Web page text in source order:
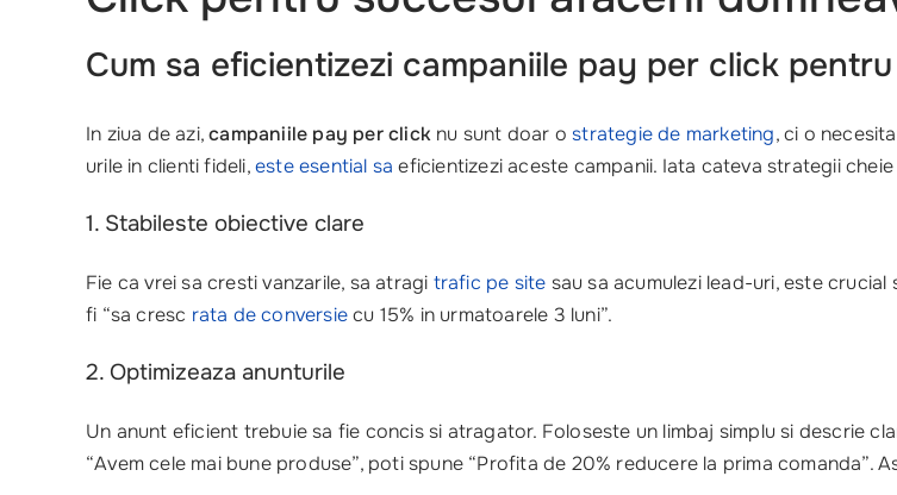
Cum sa eficientizezi campaniile pay per click
In ziua de azi,campaniile pay per click nu sunt doar ostrategie de marketing, ci o
urile in clienti fideli,este esential sa eficientizezi aceste campanii. Iata cateva strategii
1. Stabileste obiective clare
Fie ca vrei sa cresti vanzarile, sa atragi trafic pe site sau sa acumulezi lead-uri, este
fi “sa cresc rata de conversiecu 15% in urmatoarele 3 luni”.
2. Optimizeaza anunturile
Un anunt eficient trebuie sa fie concis si atragator. Foloseste un limbaj simplu si descrie
“Avem cele mai bune produse”, poti spune “Profita de 20% reducere la prima